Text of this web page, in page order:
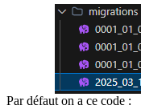
Par défaut on a ce code :